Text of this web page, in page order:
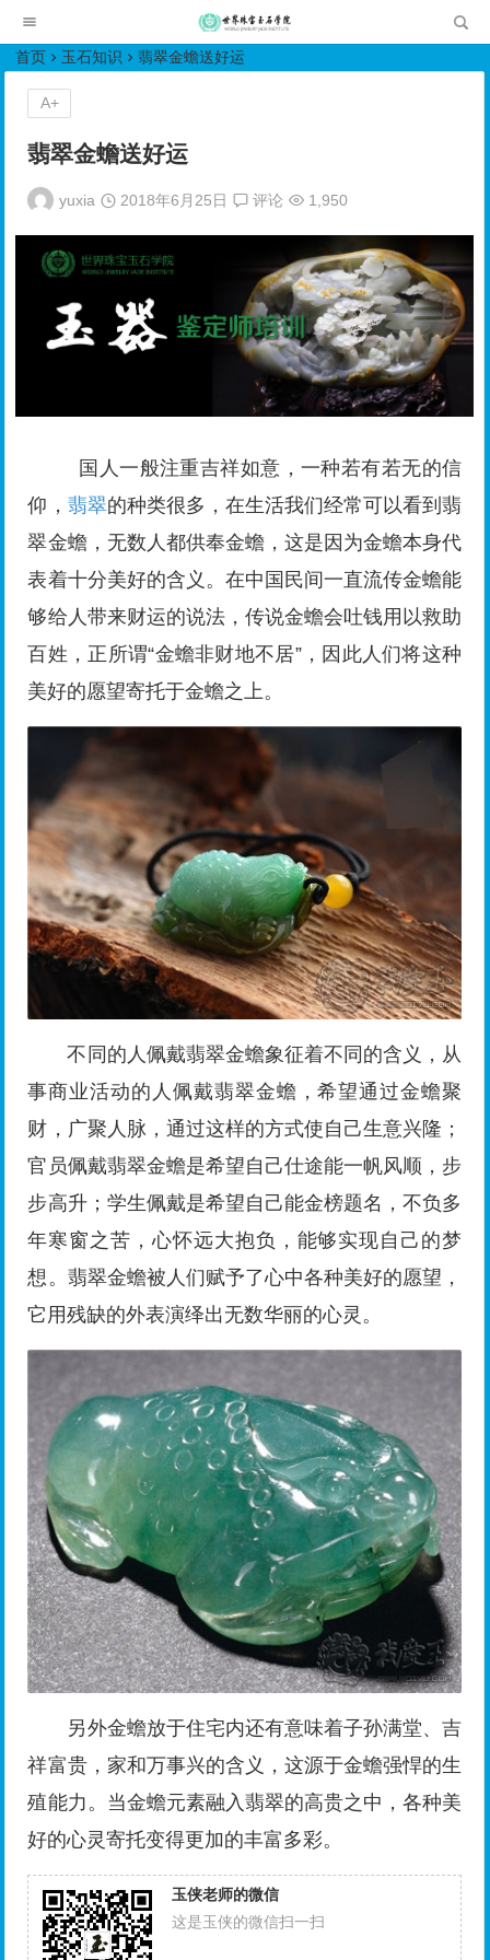
首页 玉石知识 翡翠金蟾送好运
翡翠金蟾送好运
yuxia 2018年6月25日 评论 1,950
国人一般注重吉祥如意，一种若有若无的信
仰， 翡翠的种类很多，在生活我们经常可以看到翡
翠金蟾，无数人都供奉金蟾，这是因为金蟾本身代
表着十分美好的含义。在中国民间一直流传金蟾能
够给人带来财运的说法，传说金蟾会吐钱用以救助
百姓，正所谓“金蟾非财地不居”，因此人们将这种
美好的愿望寄托于金蟾之上。
不同的人佩戴翡翠金蟾象征着不同的含义，从
事商业活动的人佩戴翡翠金蟾，希望通过金蟾聚
财，广聚人脉，通过这样的方式使自己生意兴隆；
官员佩戴翡翠金蟾是希望自己仕途能一帆风顺，步
步高升；学生佩戴是希望自己能金榜题名，不负多
年寒窗之苦，心怀远大抱负，能够实现自己的梦
想。翡翠金蟾被人们赋予了心中各种美好的愿望，
它用残缺的外表演绎出无数华丽的心灵。
另外金蟾放于住宅内还有意味着子孙满堂、吉
祥富贵，家和万事兴的含义，这源于金蟾强悍的生
殖能力。当金蟾元素融入翡翠的高贵之中，各种美
好的心灵寄托变得更加的丰富多彩。
玉侠老师的微信
这是玉侠的微信扫一扫
A+